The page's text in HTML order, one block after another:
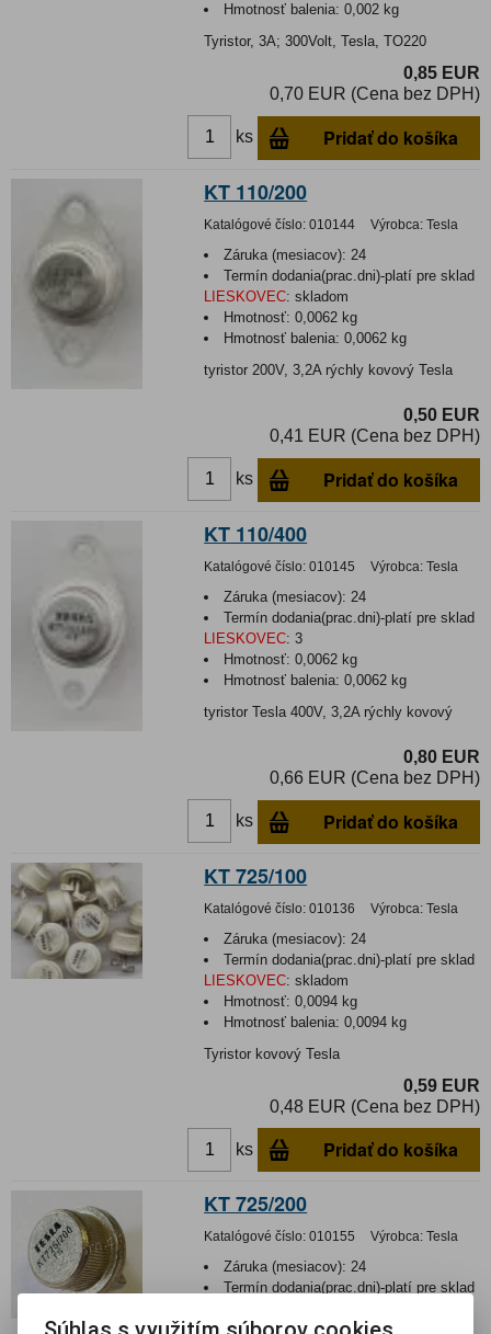
Hmotnosť balenia:0,002 kg
Tyristor, 3A; 300Volt, Tesla, TO220
0,85 EUR
0,70 EUR (Cena bez DPH)
ks Pridať do košíka
KT 110/200
Katalógové číslo: 010144 Výrobca: Tesla
Záruka (mesiacov): 24
Termín dodania(prac.dni)-platí pre sklad
LIESKOVEC: skladom
Hmotnosť:0,0062 kg
Hmotnosť balenia:0,0062 kg
tyristor 200V, 3,2A rýchly kovový Tesla
0,50 EUR
0,41 EUR (Cena bez DPH)
ks Pridať do košíka
KT 110/400
Katalógové číslo: 010145 Výrobca: Tesla
Záruka (mesiacov): 24
Termín dodania(prac.dni)-platí pre sklad
LIESKOVEC: 3
Hmotnosť:0,0062 kg
Hmotnosť balenia:0,0062 kg
tyristor Tesla 400V, 3,2A rýchly kovový
0,80 EUR
0,66 EUR (Cena bez DPH)
ks Pridať do košíka
KT 725/100
Katalógové číslo: 010136 Výrobca: Tesla
Záruka (mesiacov): 24
Termín dodania(prac.dni)-platí pre sklad
LIESKOVEC: skladom
Hmotnosť:0,0094 kg
Hmotnosť balenia:0,0094 kg
Tyristor kovový Tesla
0,59 EUR
0,48 EUR (Cena bez DPH)
ks Pridať do košíka
KT 725/200
Katalógové číslo: 010155 Výrobca: Tesla
Záruka (mesiacov): 24
Termín dodania(prac.dni)-platí pre sklad
Hmotnosť:0,0094 kg